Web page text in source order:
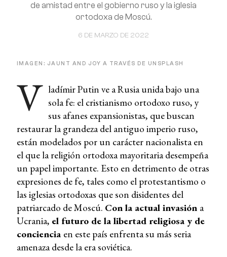
6 DE MARZO DE 2022
de amistad entre el gobierno ruso y la iglesia
ortodoxa de Moscú.
IMAGEN: JAUNT AND JOY A TRAVÉS DE UNSPLASH
V ladímir Putin ve a Rusia unida bajo una
sola fe: el cristianismo ortodoxo ruso, y
sus afanes expansionistas, que buscan
restaurar la grandeza del antiguo imperio ruso,
están modelados por un carácter nacionalista en
el que la religión ortodoxa mayoritaria desempeña
un papel importante. Esto en detrimento de otras
expresiones de fe, tales como el protestantismo o
las iglesias ortodoxas que son disidentes del
patriarcado de Moscú. Con la actual invasión a
Ucrania, el futuro de la libertad religiosa y de
conciencia en este país enfrenta su más seria
amenaza desde la era soviética.